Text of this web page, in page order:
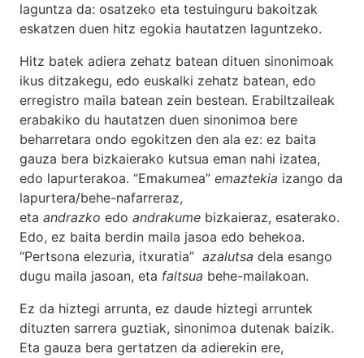
laguntza da: osatzeko eta testuinguru bakoitzak
eskatzen duen hitz egokia hautatzen laguntzeko.
Hitz batek adiera zehatz batean dituen sinonimoak
ikus ditzakegu, edo euskalki zehatz batean, edo
erregistro maila batean zein bestean. Erabiltzaileak
erabakiko du hautatzen duen sinonimoa bere
beharretara ondo egokitzen den ala ez: ez baita
gauza bera bizkaierako kutsua eman nahi izatea,
edo lapurterakoa. “Emakumea” emaztekia izango da
lapurtera/behe-nafarreraz,
eta andrazko edo andrakume bizkaieraz, esaterako.
Edo, ez baita berdin maila jasoa edo behekoa.
“Pertsona elezuria, itxuratia” azalutsa dela esango
dugu maila jasoan, eta faltsua behe-mailakoan.
Ez da hiztegi arrunta, ez daude hiztegi arruntek
dituzten sarrera guztiak, sinonimoa dutenak baizik.
Eta gauza bera gertatzen da adierekin ere,